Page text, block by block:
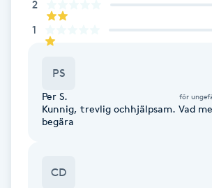
Damklippning
Dermapen
Diamantslipning
Enzympeeling
2
1
PS
Per S. för
Kunnig, trevlig ochhjälpsam. Vad
begära
CD